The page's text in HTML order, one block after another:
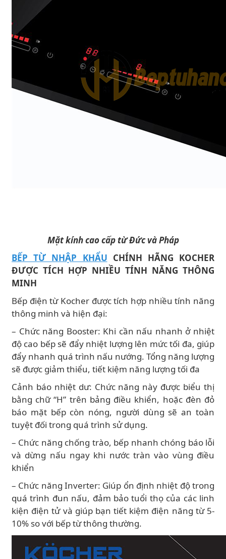
Mặt kính cao cấp từ Đức và Pháp
BẾP TỪ NHẬP KHẨU CHÍNH HÃNG KOCHER
ĐƯỢC TÍCH HỢP NHIỀU TÍNH NĂNG THÔNG
MINH
Bếp điện từ Kocher được tích hợp nhiều tính năng
thông minh và hiện đại:
– Chức năng Booster: Khi cần nấu nhanh ở nhiệt
độ cao bếp sẽ đẩy nhiệt lượng lên mức tối đa, giúp
đẩy nhanh quá trình nấu nướng. Tổng năng lượng
sẽ được giảm thiểu, tiết kiệm năng lượng tối đa
Cảnh báo nhiệt dư: Chức năng này được biểu thị
bằng chữ “H” trên bảng điều khiển, hoặc đèn đỏ
báo mặt bếp còn nóng, người dùng sẽ an toàn
tuyệt đối trong quá trình sử dụng.
– Chức năng chống trào, bếp nhanh chóng báo lỗi
và dừng nấu ngay khi nước tràn vào vùng điều
khiển
– Chức năng Inverter: Giúp ổn định nhiệt độ trong
quá trình đun nấu, đảm bảo tuổi thọ của các linh
kiện điện tử và giúp bạn tiết kiệm điện năng từ 5-
10% so với bếp từ thông thường.